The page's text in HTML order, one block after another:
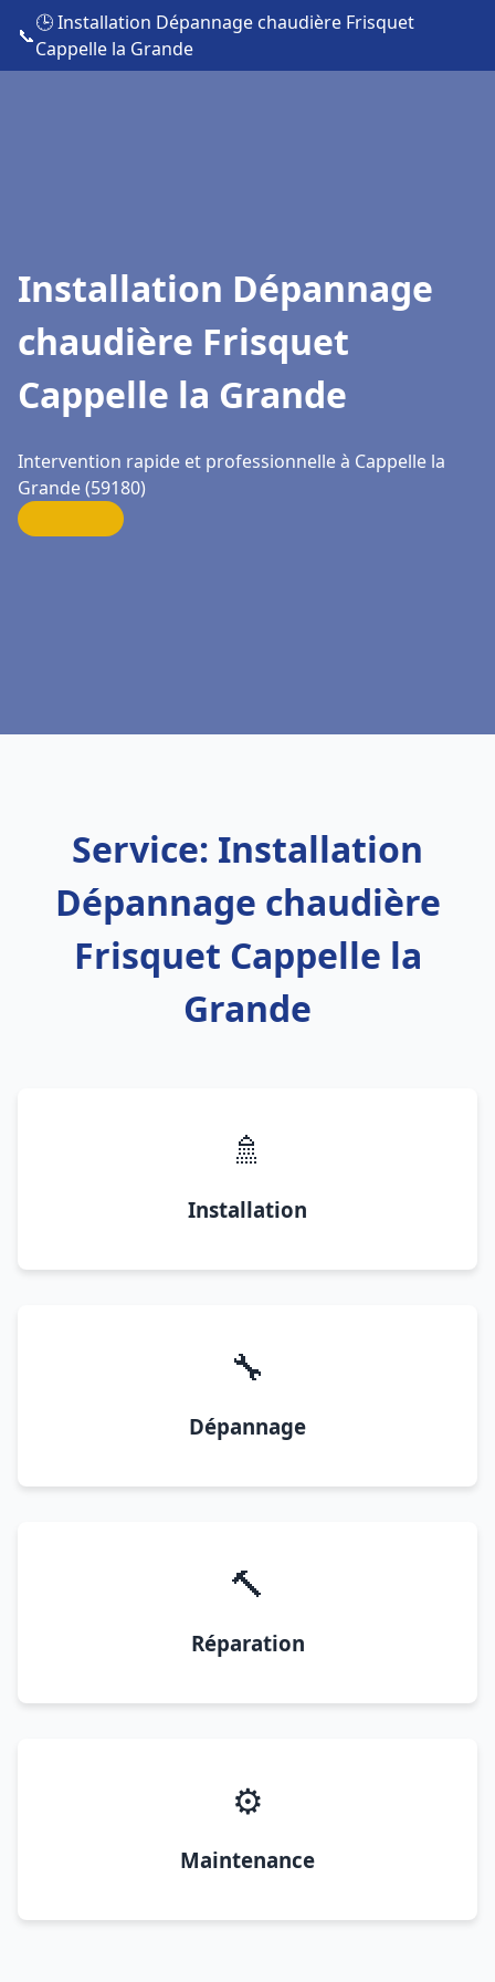
📞
🕒 Installation Dépannage chaudière Frisquet
Cappelle la Grande
Installation Dépannage
chaudière Frisquet
Cappelle la Grande
Intervention rapide et professionnelle à Cappelle la
Grande (59180)
Service: Installation
Dépannage chaudière
Frisquet Cappelle la
Grande
🚿
Installation
🔧
Dépannage
🔨
Réparation
⚙️
Maintenance